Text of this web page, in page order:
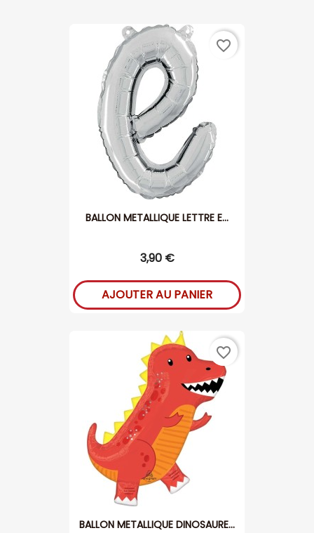
BALLON METALLIQUE LETTRE E...
3,90 €
AJOUTER AU PANIER
favorite_border
BALLON METALLIQUE DINOSAURE...
favorite_border